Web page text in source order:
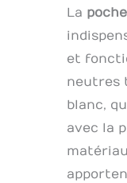
La
et
neutres
blanc,
avec la